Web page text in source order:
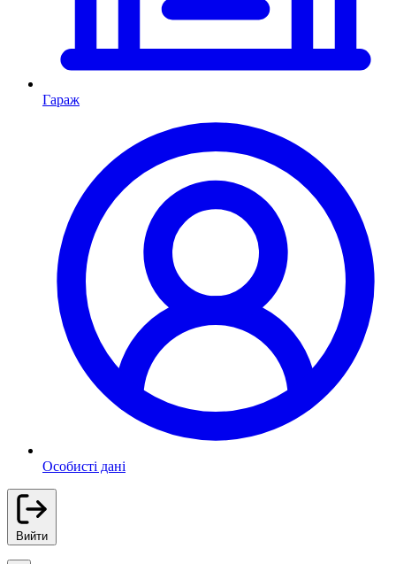
Гараж
Особисті дані
Вийти